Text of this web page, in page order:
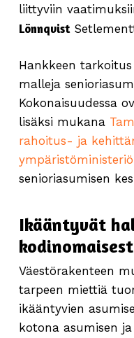
liittyviin
Lönnqvist
Hankkeen
malleja
Kokonaisuudessa
lisäksi mukana
rahoitus- ja
ympäristöministeriö
senioriasumisen
Ikääntyvät
Väestörakenteen
tarpeen miettiä
ikääntyvien
kotona asumisen